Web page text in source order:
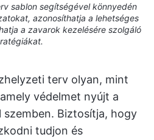
sablon segítségével könnyedén
azonosíthatja a lehetséges
a zavarok kezelésére szolgáló
terv olyan, mint
védelmet nyújt a
Biztosítja, hogy
tudjon és